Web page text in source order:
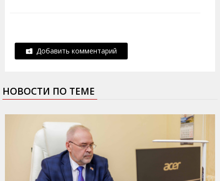
Добавить комментарий
НОВОСТИ ПО ТЕМЕ